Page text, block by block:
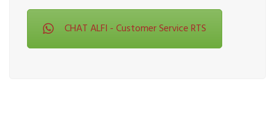
CHAT ALFI - Customer Service RTS